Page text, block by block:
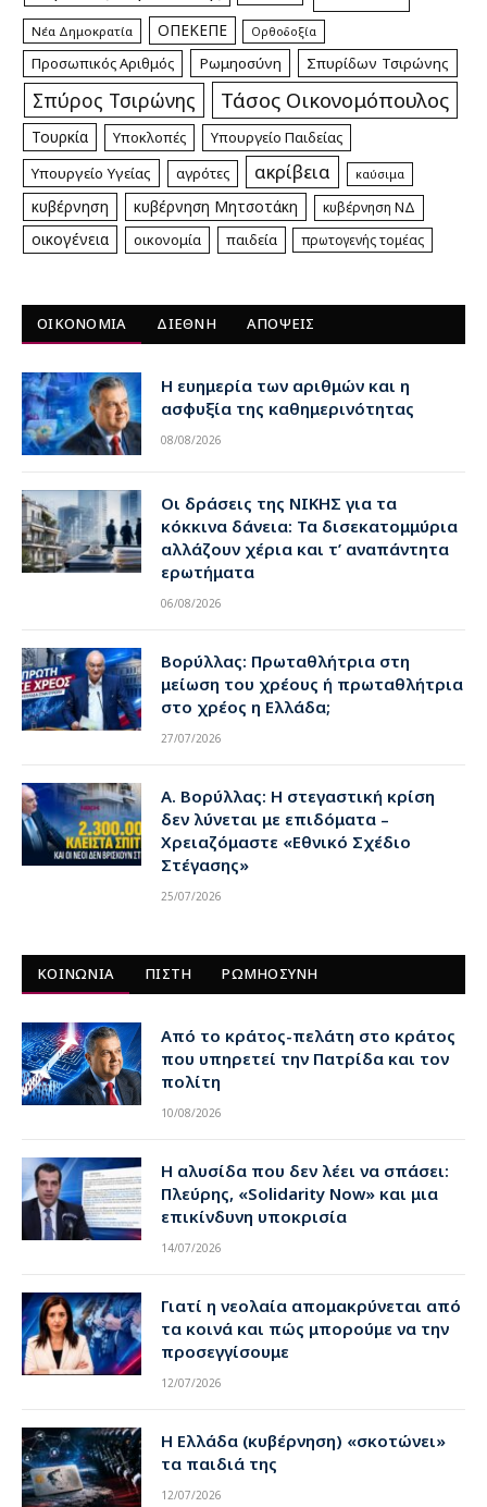
Νέα Δημοκρατία ΟΠΕΚΕΠΕ Ορθοδοξία
Προσωπικός Αριθμός Ρωμηοσύνη Σπυρίδων Τσιρώνης
Σπύρος Τσιρώνης Τάσος Οικονομόπουλος
Τουρκία Υποκλοπές
Υπουργείο Παιδείας
Υπουργείο Υγείας
αγρότες ακρίβεια καύσιμα
κυβέρνηση κυβέρνηση Μητσοτάκη κυβέρνηση ΝΔ
οικογένεια οικονομία παιδεία πρωτογενής τομέας
ΟΙΚΟΝΟΜΙΑ ΔΙΕΘΝΗ ΑΠΟΨΕΙΣ
Η ευημερία των αριθμών και η
ασφυξία της καθημερινότητας
08/08/2026
Οι δράσεις της ΝΙΚΗΣ για τα
κόκκινα δάνεια: Τα δισεκατομμύρια
αλλάζουν χέρια και τ’ αναπάντητα
ερωτήματα
06/08/2026
Βορύλλας: Πρωταθλήτρια στη
μείωση του χρέους ή πρωταθλήτρια
στο χρέος η Ελλάδα;
27/07/2026
Α. Βορύλλας: Η στεγαστική κρίση
δεν λύνεται με επιδόματα –
Χρειαζόμαστε «Εθνικό Σχέδιο
Στέγασης»
25/07/2026
ΚΟΙΝΩΝΙΑ ΠΙΣΤΗ ΡΩΜΗΟΣΥΝΗ
Από το κράτος-πελάτη στο κράτος
που υπηρετεί την Πατρίδα και τον
πολίτη
10/08/2026
Η αλυσίδα που δεν λέει να σπάσει:
Πλεύρης, «Solidarity Now» και μια
επικίνδυνη υποκρισία
14/07/2026
Γιατί η νεολαία απομακρύνεται από
τα κοινά και πώς μπορούμε να την
προσεγγίσουμε
12/07/2026
Η Ελλάδα (κυβέρνηση) «σκοτώνει»
τα παιδιά της
12/07/2026